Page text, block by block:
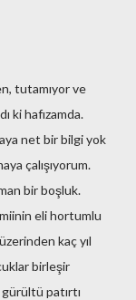
tutamıyor ve
ki hafızamda.
net bir bilgi yok
çalışıyorum.
bir boşluk.
eli hortumlu
üzerinden kaç yıl
birleşir
patırtı